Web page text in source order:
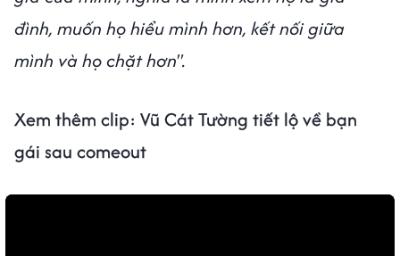
đình, muốn họ hiểu mình hơn, kết nối giữa
mình và họ chặt hơn".
Xem thêm clip: Vũ Cát Tường tiết lộ về bạn
gái sau comeout